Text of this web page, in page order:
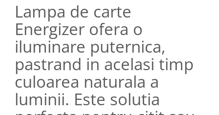
Lampa de carte
Energizer ofera o
iluminare puternica,
pastrand in acelasi timp
culoarea naturala a
luminii. Este solutia